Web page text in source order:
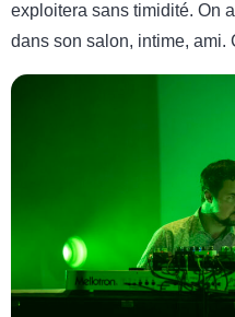
exploitera sans timidité. On
dans son salon, intime, ami.